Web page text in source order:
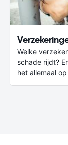
Welke
schade rijdt?
het allemaal